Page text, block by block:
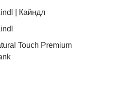
| Кайндл
Touch Premium